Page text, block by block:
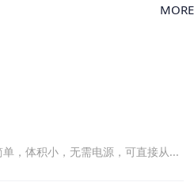
MORE
，体积小，无需电源，可直接从...